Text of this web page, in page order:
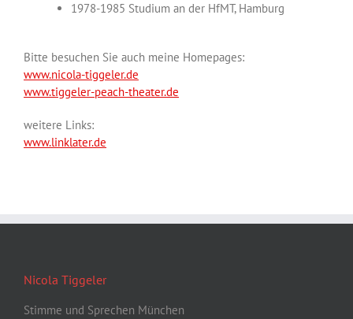
1978-1985 Studium an der HfMT, Hamburg
Bitte besuchen Sie auch meine Homepages:
www.nicola-tiggeler.de
www.tiggeler-peach-theater.de
weitere Links:
www.linklater.de
Nicola Tiggeler
Stimme und Sprechen München